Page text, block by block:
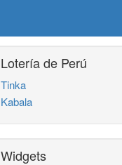
Lotería de Perú
Tinka
Kabala
Widgets